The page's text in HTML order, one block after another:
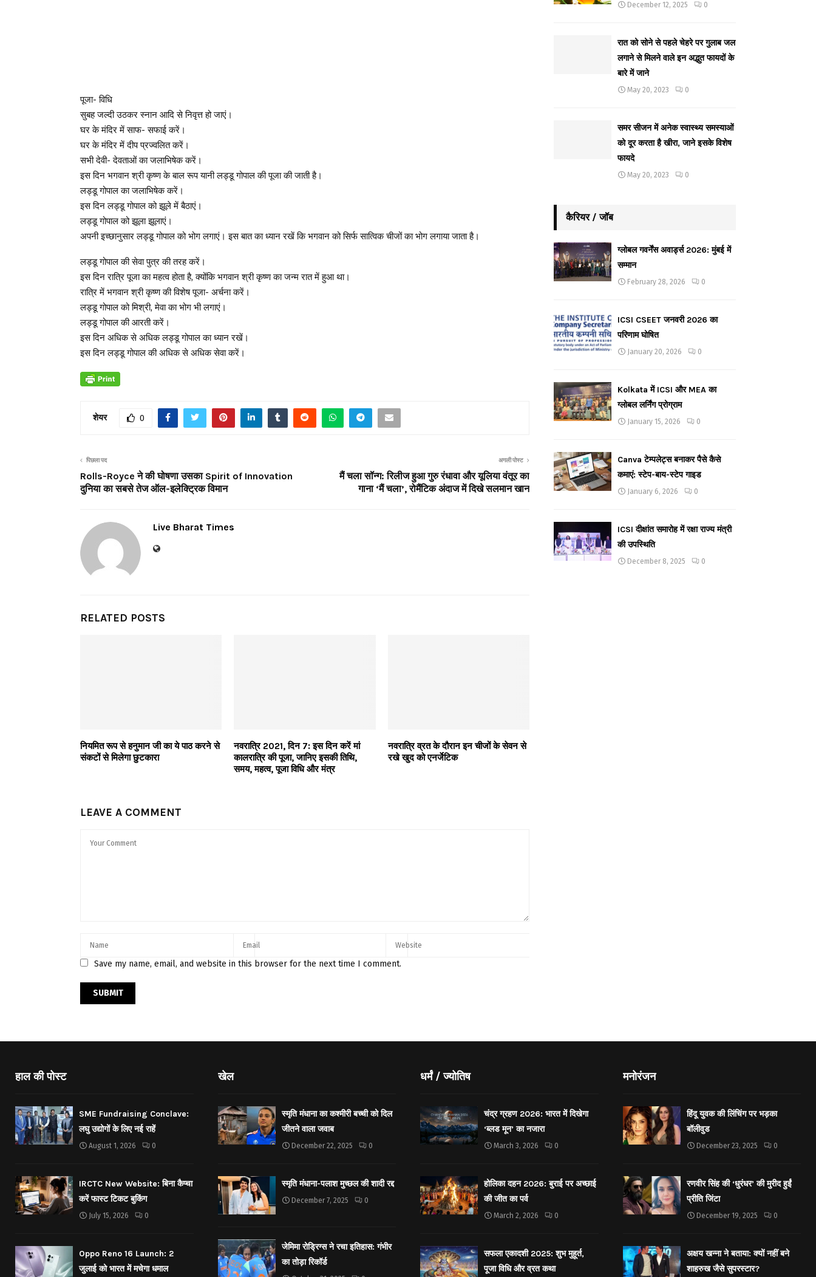
पूजा- विधि
सुबह जल्दी उठकर स्नान आदि से निवृत्त हो जाएं।
घर के मंदिर में साफ- सफाई करें।
घर के मंदिर में दीप प्रज्वलित करें।
सभी देवी- देवताओं का जलाभिषेक करें।
इस दिन भगवान श्री कृष्ण के बाल रूप यानी लड्डू गोपाल की पूजा की जाती है।
लड्डू गोपाल का जलाभिषेक करें।
इस दिन लड्डू गोपाल को झूले में बैठाएं।
लड्डू गोपाल को झूला झूलाएं।
अपनी इच्छानुसार लड्डू गोपाल को भोग लगाएं। इस बात का ध्यान रखें कि भगवान को सिर्फ सात्विक चीजों का भोग लगाया जाता है।
लड्डू गोपाल की सेवा पुत्र की तरह करें।
इस दिन रात्रि पूजा का महत्व होता है, क्योंकि भगवान श्री कृष्ण का जन्म रात में हुआ था।
रात्रि में भगवान श्री कृष्ण की विशेष पूजा- अर्चना करें।
लड्डू गोपाल को मिश्री, मेवा का भोग भी लगाएं।
लड्डू गोपाल की आरती करें।
इस दिन अधिक से अधिक लड्डू गोपाल का ध्यान रखें।
इस दिन लड्डू गोपाल की अधिक से अधिक सेवा करें।
शेयर 0
पिछला पद
Rolls-Royce ने की घोषणा उसका Spirit of Innovation
दुनिया का सबसे तेज ऑल-इलेक्ट्रिक विमान
अगली पोस्ट
मैं चला सॉन्ग: रिलीज हुआ गुरु रंधावा और यूलिया वंतूर का
गाना ‘मैं चला’, रोमैंटिक अंदाज में दिखे सलमान खान
Live Bharat Times
RELATED POSTS
नियमित रूप से हनुमान जी का ये पाठ करने से
संकटों से मिलेगा छुटकारा
नवरात्रि 2021, दिन 7: इस दिन करें मां
कालरात्रि की पूजा, जानिए इसकी तिथि,
समय, महत्व, पूजा विधि और मंत्र
नवरात्रि व्रत के दौरान इन चीजों के सेवन से
रखे खुद को एनर्जेटिक
LEAVE A COMMENT
Save my name, email, and website in this browser for the next time I comment.
December 12, 2025 0
रात को सोने से पहले चेहरे पर गुलाब जल
लगाने से मिलने वाले इन अद्भुत फायदों के
बारे में जाने
May 20, 2023 0
समर सीजन में अनेक स्वास्थ्य समस्याओं
को दूर करता है खीरा, जाने इसके विशेष
फायदे
May 20, 2023 0
कैरियर / जॉब
ग्लोबल गवर्नेंस अवार्ड्स 2026: मुंबई में
सम्मान
February 28, 2026 0
ICSI CSEET जनवरी 2026 का
परिणाम घोषित
January 20, 2026 0
Kolkata में ICSI और MEA का
ग्लोबल लर्निंग प्रोग्राम
January 15, 2026 0
Canva टेम्पलेट्स बनाकर पैसे कैसे
कमाएं: स्टेप-बाय-स्टेप गाइड
January 6, 2026 0
ICSI दीक्षांत समारोह में रक्षा राज्य मंत्री
की उपस्थिति
December 8, 2025 0
हाल की पोस्ट
SME Fundraising Conclave:
लघु उद्योगों के लिए नई राहें
August 1, 2026 0
IRCTC New Website: बिना कैप्चा
करें फास्ट टिकट बुकिंग
July 15, 2026 0
Oppo Reno 16 Launch: 2
जुलाई को भारत में मचेगा धमाल
खेल
स्मृति मंधाना का कश्मीरी बच्ची को दिल
जीतने वाला जवाब
December 22, 2025 0
स्मृति मंधाना-पलाश मुच्छल की शादी रद्द
December 7, 2025 0
जेमिमा रोड्रिग्स ने रचा इतिहास: गंभीर
का तोड़ा रिकॉर्ड
धर्मं / ज्योतिष
चंद्र ग्रहण 2026: भारत में दिखेगा
‘ब्लड मून’ का नजारा
March 3, 2026 0
होलिका दहन 2026: बुराई पर अच्छाई
की जीत का पर्व
March 2, 2026 0
सफला एकादशी 2025: शुभ मुहूर्त,
पूजा विधि और व्रत कथा
मनोरंजन
हिंदू युवक की लिंचिंग पर भड़का
बॉलीवुड
December 23, 2025 0
रणवीर सिंह की ‘धुरंधर’ की मुरीद हुईं
प्रीति जिंटा
December 19, 2025 0
अक्षय खन्ना ने बताया: क्यों नहीं बने
शाहरुख जैसे सुपरस्टार?